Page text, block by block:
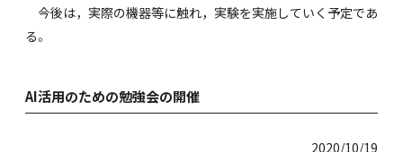
今後は，実際の機器等に触れ，実験を実施していく予定であ
る。
AI活用のための勉強会の開催
2020/10/19